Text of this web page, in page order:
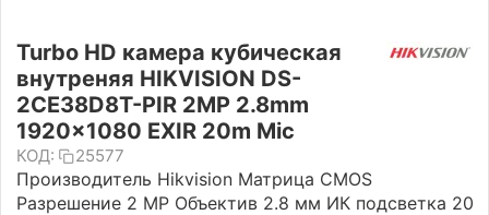
Turbo HD камера кубическая
внутреняя HIKVISION DS-
2CE38D8T-PIR 2MP 2.8mm
1920×1080 EXIR 20m Mic
КОД: 25577
Производитель Hikvision Матрица CMOS
Разрешение 2 MP Объектив 2.8 мм ИК подсветка 20